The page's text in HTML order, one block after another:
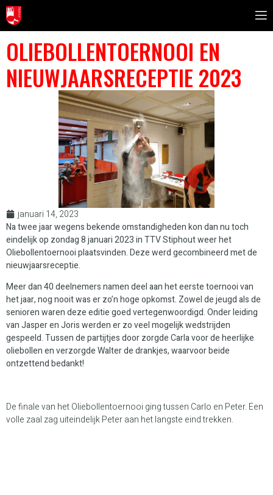
OLIEBOLLENTOERNOOI EN
NIEUWJAARSRECEPTIE 2023
januari 14, 2023
Na twee jaar wegens bekende omstandigheden kon dan nu toch
eindelijk op zondag 8 januari 2023 in TTV Stiphout weer het
Oliebollentoernooi plaatsvinden. Deze werd gecombineerd met de
nieuwjaarsreceptie.
Meer dan 40 deelnemers namen deel aan het eerste toernooi van
het jaar, nog nooit was er zo’n hoge opkomst. Zowel de jeugd als de
senioren waren deze editie goed vertegenwoordigd. Onder leiding
van Jasper en Joris werden er zo veel mogelijk wedstrijden
gespeeld. Tussen de partijtjes door zorgde Carla voor de heerlijke
oliebollen en verzorgde Walter de drankjes, waarvoor beide
ontzettend bedankt!
De finale van het Oliebollentoernooi ging tussen Carlo en Peter. Een
volle zaal zag uiteindelijk Peter aan het langste eind trekken.